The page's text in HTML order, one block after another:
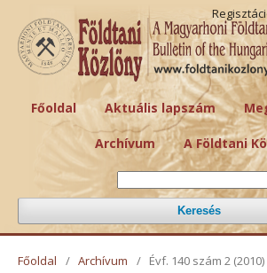
Főoldal Aktuális lapszám
Archívum A Földtani
Keresés
Főoldal / Archívum / Évf. 140 szám 2 (2010)